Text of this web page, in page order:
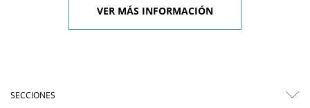
VER MÁS INFORMACIÓN
SECCIONES